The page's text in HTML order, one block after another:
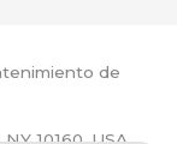
de
10160, USA